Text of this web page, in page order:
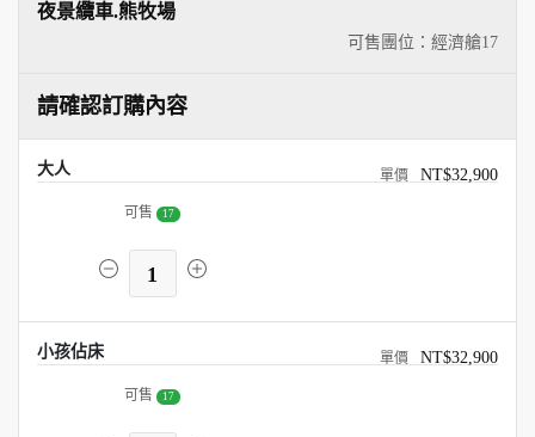
可售團位：經濟艙17
夜景纜車.熊牧場
請確認訂購內容
大人 NT$32,900
可售 17
1
小孩佔床 NT$32,900
可售 17